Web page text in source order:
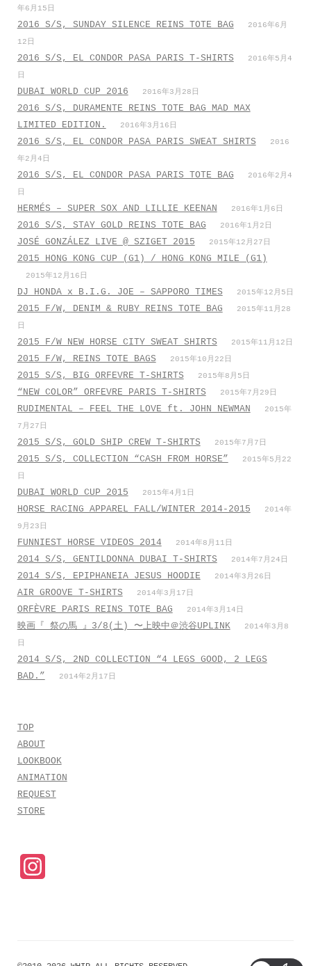
年6月15日
2016 S/S, SUNDAY SILENCE REINS TOTE BAG
2016年6月
12日
2016 S/S, EL CONDOR PASA PARIS T-SHIRTS
2016年5月4
日
DUBAI WORLD CUP 2016 2016年3月28日
2016 S/S, DURAMENTE REINS TOTE BAG MAD MAX
LIMITED EDITION.
2016年3月16日
2016 S/S, EL CONDOR PASA PARIS SWEAT SHIRTS
2016
年2月4日
2016 S/S, EL CONDOR PASA PARIS TOTE BAG
2016年2月4
日
HERMÉS – SUPER SOX AND LILLIE KEENAN 2016年1月6日
2016 S/S, STAY GOLD REINS TOTE BAG 2016年1月2日
JOSÉ GONZÁLEZ LIVE @ SZIGET 2015 2015年12月27日
2015 HONG KONG CUP (G1) / HONG KONG MILE (G1)
2015年12月16日
DJ HONDA x B.I.G. JOE – SAPPORO TIMES 2015年12月5日
2015 F/W, DENIM & RUBY REINS TOTE BAG
2015年11月28
日
2015 F/W NEW HORSE CITY SWEAT SHIRTS 2015年11月12日
2015 F/W, REINS TOTE BAGS 2015年10月22日
2015 S/S, BIG ORFEVRE T-SHIRTS 2015年8月5日
“NEW COLOR” ORFEVRE PARIS T-SHIRTS 2015年7月29日
RUDIMENTAL – FEEL THE LOVE ft. JOHN NEWMAN
2015年
7月27日
2015 S/S, GOLD SHIP CREW T-SHIRTS 2015年7月7日
2015 S/S, COLLECTION “CASH FROM HORSE”
2015年5月22
日
DUBAI WORLD CUP 2015 2015年4月1日
HORSE RACING APPAREL FALL/WINTER 2014-2015
2014年
9月23日
FUNNIEST HORSE VIDEOS 2014 2014年8月11日
2014 S/S, GENTILDONNA DUBAI T-SHIRTS 2014年7月24日
2014 S/S, EPIPHANEIA JESUS HOODIE 2014年3月26日
AIR GROOVE T-SHIRTS 2014年3月17日
ORFÈVRE PARIS REINS TOTE BAG 2014年3月14日
映画『 祭の馬 』3/8(土) 〜上映中＠渋谷UPLINK
2014年3月8
日
2014 S/S, 2ND COLLECTION “4 LEGS GOOD, 2 LEGS
BAD.”
2014年2月17日
TOP
ABOUT
LOOKBOOK
ANIMATION
REQUEST
STORE